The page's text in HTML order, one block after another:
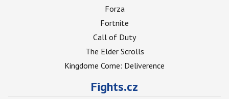
Forza
Fortnite
Call of Duty
The Elder Scrolls
Kingdome Come: Deliverence
Fights.cz